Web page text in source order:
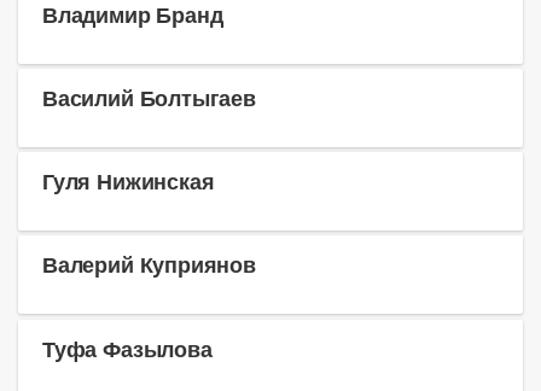
Владимир Бранд
Василий Болтыгаев
Гуля Нижинская
Валерий Куприянов
Туфа Фазылова